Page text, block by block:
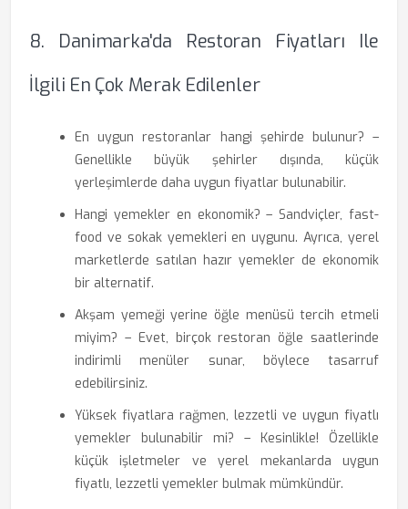
8. Danimarka'da Restoran Fiyatları Ile
İlgili En Çok Merak Edilenler
En uygun restoranlar hangi şehirde bulunur? –
Genellikle büyük şehirler dışında, küçük
yerleşimlerde daha uygun fiyatlar bulunabilir.
Hangi yemekler en ekonomik? – Sandviçler, fast-
food ve sokak yemekleri en uygunu. Ayrıca, yerel
marketlerde satılan hazır yemekler de ekonomik
bir alternatif.
Akşam yemeği yerine öğle menüsü tercih etmeli
miyim? – Evet, birçok restoran öğle saatlerinde
indirimli menüler sunar, böylece tasarruf
edebilirsiniz.
Yüksek fiyatlara rağmen, lezzetli ve uygun fiyatlı
yemekler bulunabilir mi? – Kesinlikle! Özellikle
küçük işletmeler ve yerel mekanlarda uygun
fiyatlı, lezzetli yemekler bulmak mümkündür.